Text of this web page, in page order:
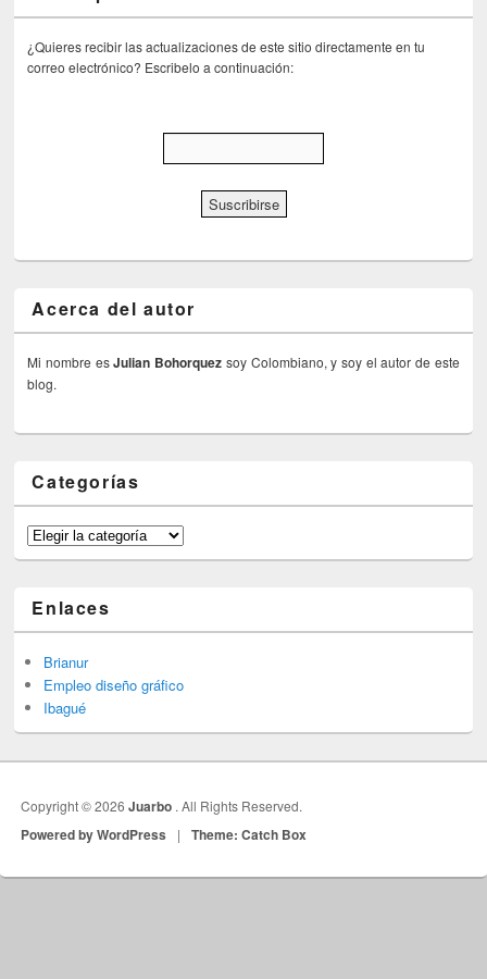
¿Quieres recibir las actualizaciones de este sitio directamente en tu
correo electrónico? Escribelo a continuación:
Acerca del autor
Mi nombre esJulian Bohorquez soy Colombiano, y soy el autor de este
blog.
Categorías
Categorías
Enlaces
Brianur
Empleo diseño gráfico
Ibagué
Copyright © 2026Juarbo . All Rights Reserved.
Powered by WordPress | Theme: Catch Box